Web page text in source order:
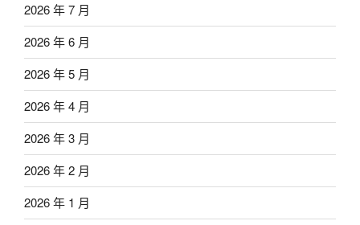
2026 年 7 月
2026 年 6 月
2026 年 5 月
2026 年 4 月
2026 年 3 月
2026 年 2 月
2026 年 1 月